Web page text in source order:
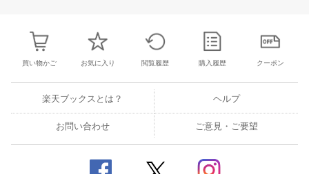
買い物かご お気に入り 閲覧履歴 購入履歴 クーポン
楽天ブックスとは？ ヘルプ
お問い合わせ ご意見・ご要望